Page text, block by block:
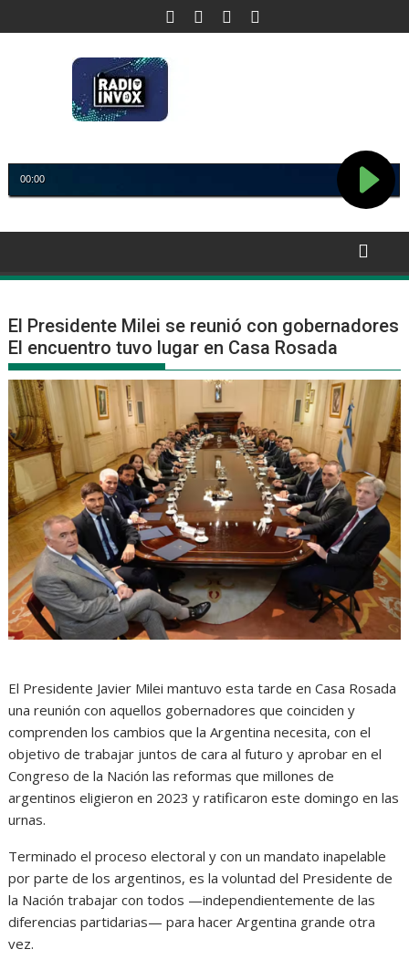
al
El Presidente Milei se reunió con gobernadores
El encuentro tuvo lugar en Casa Rosada
El Presidente Javier Milei mantuvo esta tarde en Casa Rosada
una reunión con aquellos gobernadores que coinciden y
comprenden los cambios que la Argentina necesita, con el
objetivo de trabajar juntos de cara al futuro y aprobar en el
Congreso de la Nación las reformas que millones de
argentinos eligieron en 2023 y ratificaron este domingo en las
urnas.
Terminado el proceso electoral y con un mandato inapelable
por parte de los argentinos, es la voluntad del Presidente de
la Nación trabajar con todos —independientemente de las
diferencias partidarias— para hacer Argentina grande otra
vez.